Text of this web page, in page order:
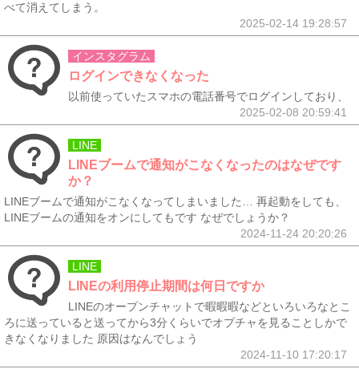
べて消えてしまう。
2025-02-14 19:28:57
インスタグラム
ログインできなくなった
以前使っていたスマホの電話番号でログインしており、
2025-02-08 20:59:41
LINE
LINEブームで通知がこなくなったのはなぜです
か？
LINEブームで通知がこなくなってしまいました… 再起動をしても、
LINEブームの通知をオンにしてもです なぜでしょうか？
2024-11-24 20:20:26
LINE
LINEの利用停止期間は何日ですか
LINEのオープンチャットで暇暇暇などといろいろなとこ
ろに送っていると送ってから3分くらいでオプチャを見ることしかで
きなくなりました 原因はなんでしょう
2024-11-10 17:20:17